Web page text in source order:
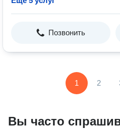
Позвонить
1 2
Вы часто